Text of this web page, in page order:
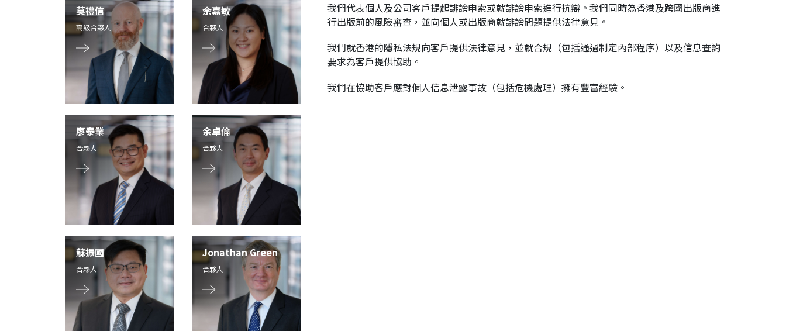
莫禮信
高級合夥人
余嘉敏
合夥人
廖泰業
合夥人
余卓倫
合夥人
蘇振國
合夥人
Jonathan Green
合夥人
我們代表個人及公司客戶提起誹謗申索或就誹謗申索進行抗辯。我們同時為香港及跨國出版商進
行出版前的風險審查，並向個人或出版商就誹謗問題提供法律意見。
我們就香港的隱私法規向客戶提供法律意見，並就合規（包括通過制定內部程序）以及信息查詢
要求為客戶提供協助。
我們在協助客戶應對個人信息泄露事故（包括危機處理）擁有豐富經驗。